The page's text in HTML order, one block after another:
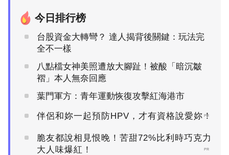
今日排行榜
台股資金大轉彎？ 達人揭背後關鍵：玩法完
全不一樣
八點檔女神美照遭放大腳趾！被酸「暗沉皺
褶」本人無奈回應
葉門軍方：青年運動恢復攻擊紅海港市
伴侶和妳一起預防HPV，才有資格說愛妳！
PR
脆友都說相見恨晚！苦甜72%比利時巧克力
大人味爆紅！
PR